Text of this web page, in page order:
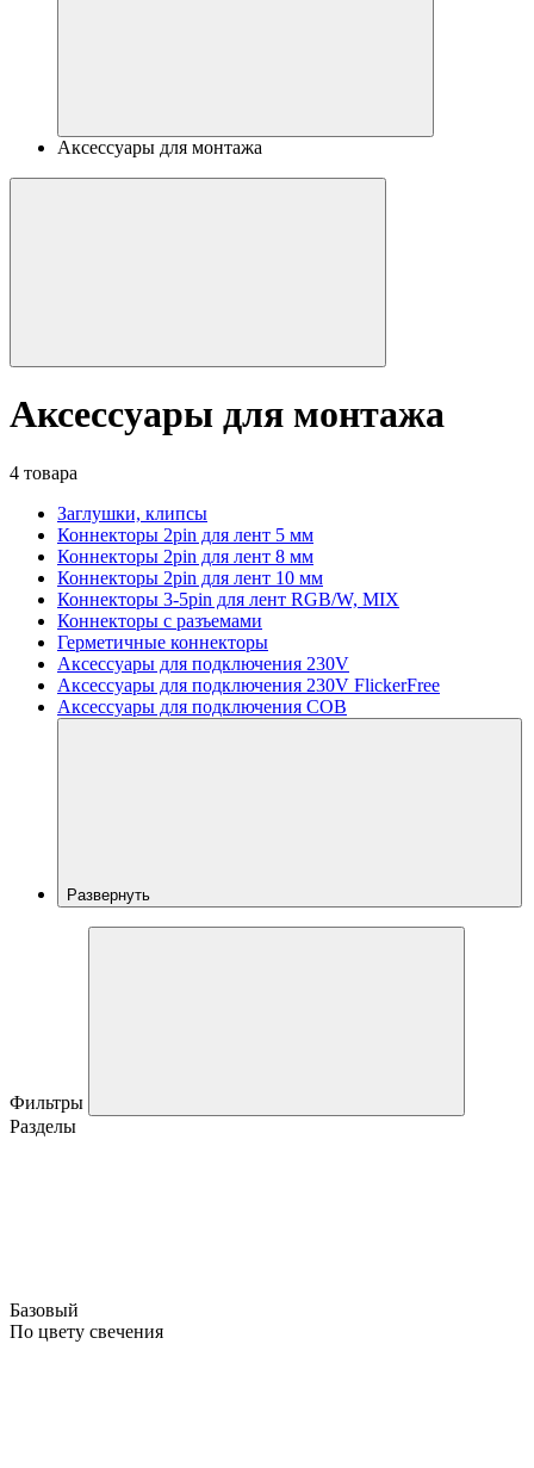
Аксессуары для монтажа
Аксессуары для монтажа
4 товара
Заглушки, клипсы
Коннекторы 2pin для лент 5 мм
Коннекторы 2pin для лент 8 мм
Коннекторы 2pin для лент 10 мм
Коннекторы 3-5pin для лент RGB/W, MIX
Коннекторы с разъемами
Герметичные коннекторы
Аксессуары для подключения 230V
Аксессуары для подключения 230V FlickerFree
Аксессуары для подключения COB
Развернуть
Фильтры
Разделы
Базовый
По цвету свечения